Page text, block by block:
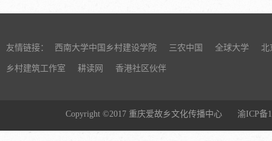
友情链接： 西南大学中国乡村建设学院 三农中国 全球大学 北
乡村建筑工作室 耕读网 香港社区伙伴
Copyright ©2017 重庆爱故乡文化传播中心 渝ICP备